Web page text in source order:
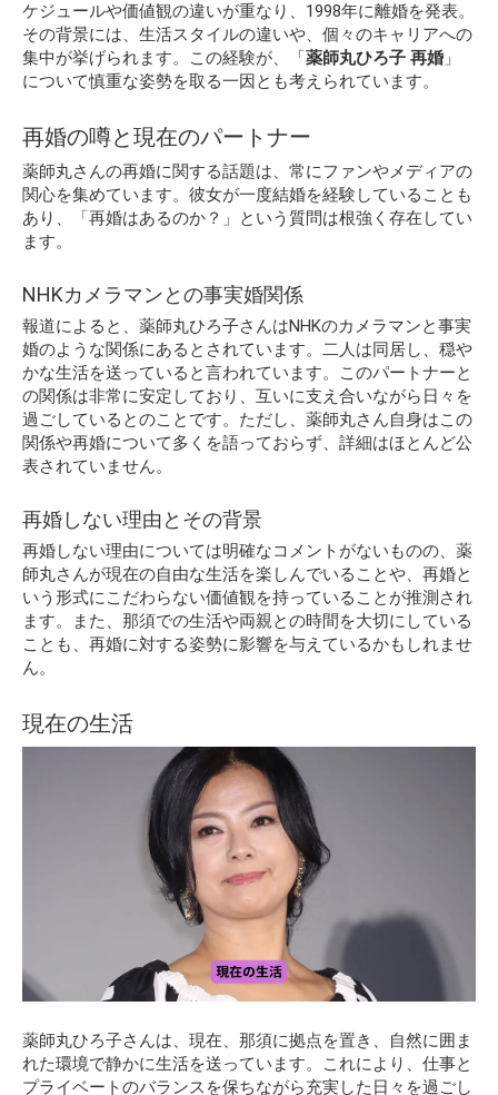
ケジュールや価値観の違いが重なり、1998年に離婚を発表。
その背景には、生活スタイルの違いや、個々のキャリアへの
集中が挙げられます。この経験が、「薬師丸ひろ子 再婚 」
について慎重な姿勢を取る一因とも考えられています。
再婚の噂と現在のパートナー
薬師丸さんの再婚に関する話題は、常にファンやメディアの
関心を集めています。彼女が一度結婚を経験していることも
あり、「再婚はあるのか？」という質問は根強く存在してい
ます。
NHKカメラマンとの事実婚関係
報道によると、薬師丸ひろ子さんはNHKのカメラマンと事実
婚のような関係にあるとされています。二人は同居し、穏や
かな生活を送っていると言われています。このパートナーと
の関係は非常に安定しており、互いに支え合いながら日々を
過ごしているとのことです。ただし、薬師丸さん自身はこの
関係や再婚について多くを語っておらず、詳細はほとんど公
表されていません。
再婚しない理由とその背景
再婚しない理由については明確なコメントがないものの、薬
師丸さんが現在の自由な生活を楽しんでいることや、再婚と
いう形式にこだわらない価値観を持っていることが推測され
ます。また、那須での生活や両親との時間を大切にしている
ことも、再婚に対する姿勢に影響を与えているかもしれませ
ん。
現在の生活
薬師丸ひろ子さんは、現在、那須に拠点を置き、自然に囲ま
れた環境で静かに生活を送っています。これにより、仕事と
プライベートのバランスを保ちながら充実した日々を過ごし